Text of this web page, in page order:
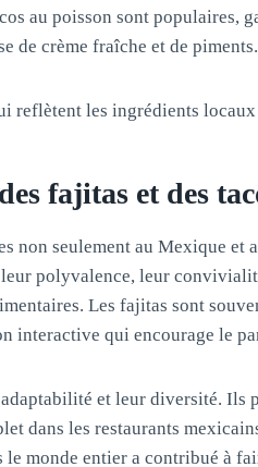
au poisson sont populaires,
de crème fraîche et de piments.
reflètent les ingrédients
fajitas et des
non seulement au Mexique et
polyvalence, leur
Les fajitas sont
interactive qui encourage le
et leur diversité. Ils
dans les restaurants
monde entier a contribué à